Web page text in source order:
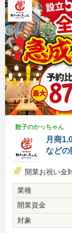
餃子のかっちゃん
月商
などの
開業お祝い金
業種
開業資金
対象